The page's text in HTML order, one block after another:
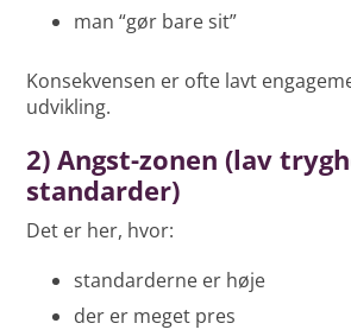
man “gør bare sit”
Konsekvensen er ofte lavt
udvikling.
2) Angst-zonen (lav
standarder)
Det er her, hvor:
standarderne er høje
der er meget pres